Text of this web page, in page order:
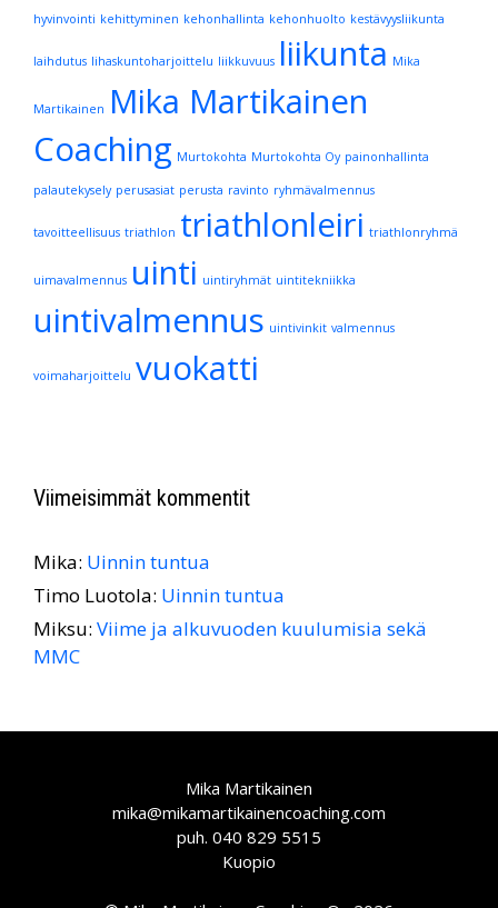
hyvinvointi kehittyminen kehonhallinta kehonhuolto kestävyysliikunta
laihdutus lihaskuntoharjoittelu liikkuvuus liikunta Mika
Martikainen Mika Martikainen
Coaching Murtokohta Murtokohta Oy painonhallinta
palautekysely perusasiat perusta ravinto ryhmävalmennus
tavoitteellisuus triathlon triathlonleiri triathlonryhmä
uimavalmennus uinti uintiryhmät uintitekniikka
uintivalmennus uintivinkit valmennus
voimaharjoittelu vuokatti
Viimeisimmät kommentit
Mika: Uinnin tuntua
Timo Luotola: Uinnin tuntua
Miksu: Viime ja alkuvuoden kuulumisia sekä
MMC
Mika Martikainen
mika@mikamartikainencoaching.com
puh. 040 829 5515
Kuopio